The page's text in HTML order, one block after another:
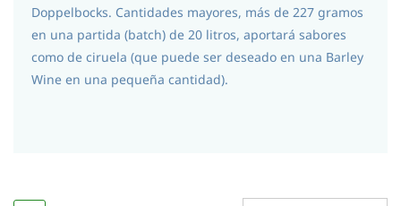
Doppelbocks. Cantidades mayores, más de 227 gramos
en una partida (batch) de 20 litros, aportará sabores
como de ciruela (que puede ser deseado en una Barley
Wine en una pequeña cantidad).